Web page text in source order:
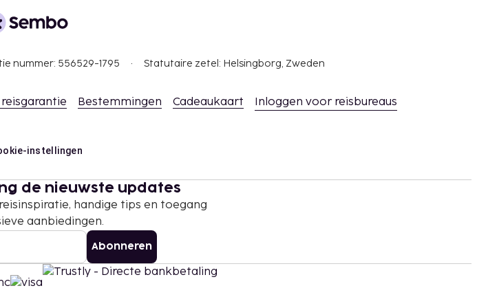
nummer: 556529-1795 Statutaire zetel: Helsingborg, Zweden
Bestemmingen Cadeaukaart Inloggen voor reisbureaus
instellingen
de nieuwste updates
handige tips en toegang
aanbiedingen.
Abonneren